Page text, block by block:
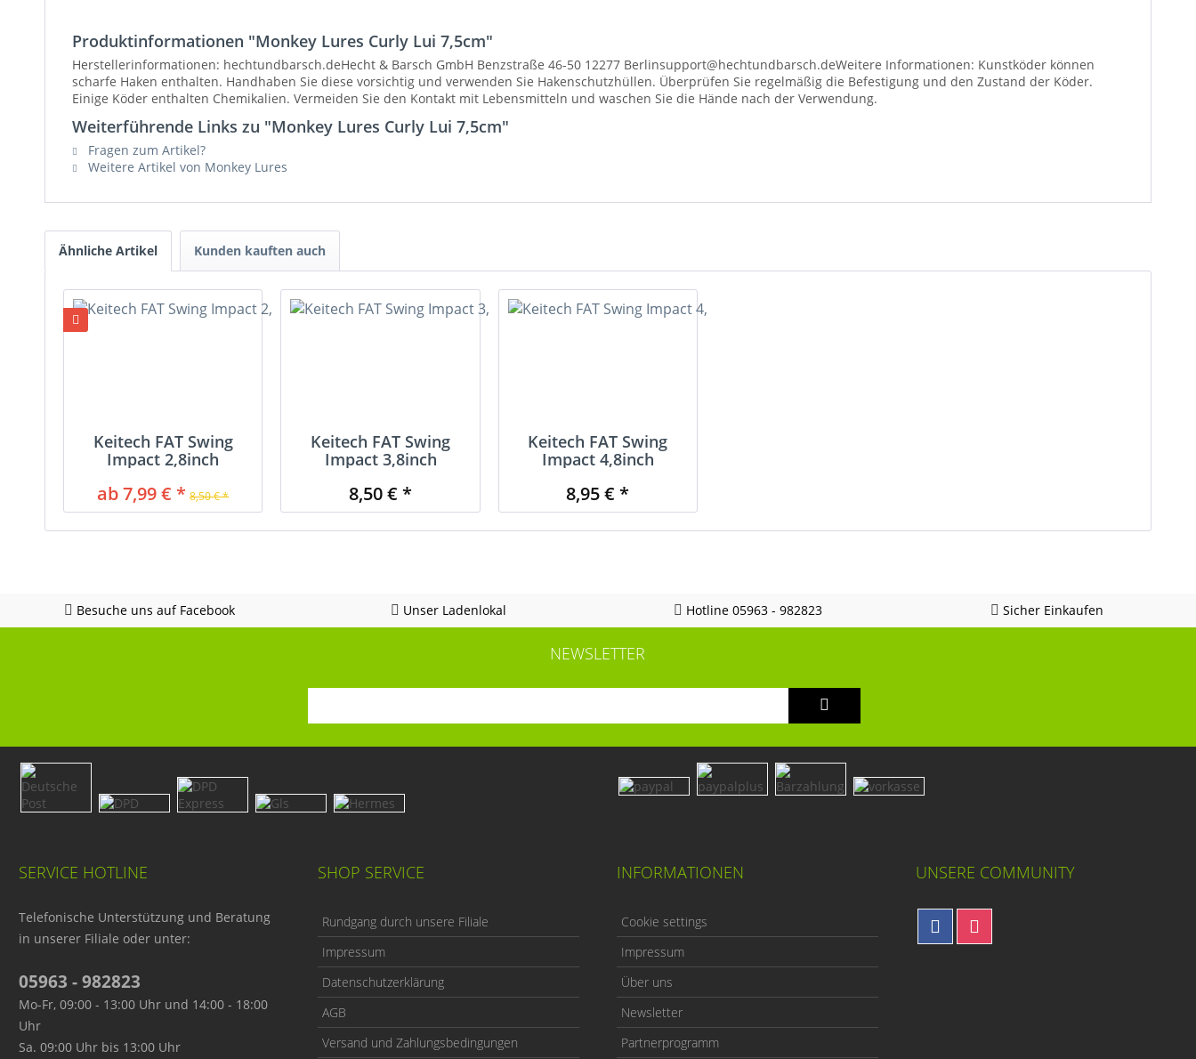
Produktinformationen "Monkey Lures Curly Lui 7,5cm"
Herstellerinformationen: hechtundbarsch.deHecht & Barsch GmbH Benzstraße 46-50 12277 Berlinsupport@hechtundbarsch.deWeitere Informationen: Kunstköder können
scharfe Haken enthalten. Handhaben Sie diese vorsichtig und verwenden Sie Hakenschutzhüllen. Überprüfen Sie regelmäßig die Befestigung und den Zustand der Köder.
Einige Köder enthalten Chemikalien. Vermeiden Sie den Kontakt mit Lebensmitteln und waschen Sie die Hände nach der Verwendung.
Weiterführende Links zu "Monkey Lures Curly Lui 7,5cm"
Fragen zum Artikel?
Weitere Artikel von Monkey Lures
Ähnliche Artikel Kunden kauften auch
Keitech FAT Swing
Impact 2,8inch
ab 7,99 € * 8,50 € *
Keitech FAT Swing
Impact 3,8inch
8,50 € *
Keitech FAT Swing
Impact 4,8inch
8,95 € *
Besuche uns auf Facebook Unser Ladenlokal Hotline 05963 - 982823 Sicher Einkaufen
NEWSLETTER
SERVICE HOTLINE
Telefonische Unterstützung und Beratung
in unserer Filiale oder unter:
05963 - 982823
Mo-Fr, 09:00 - 13:00 Uhr und 14:00 - 18:00
Uhr
Sa. 09:00 Uhr bis 13:00 Uhr
SHOP SERVICE
Rundgang durch unsere Filiale
Impressum
Datenschutzerklärung
AGB
Versand und Zahlungsbedingungen
INFORMATIONEN
Cookie settings
Impressum
Über uns
Newsletter
Partnerprogramm
UNSERE COMMUNITY